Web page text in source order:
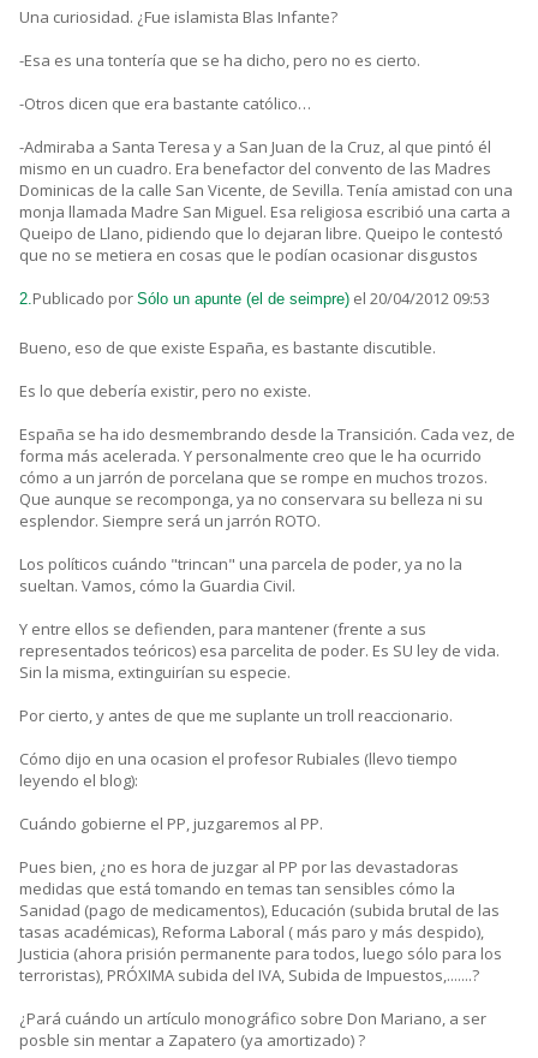
Una curiosidad. ¿Fue islamista Blas Infante?
-Esa es una tontería que se ha dicho, pero no es cierto.
-Otros dicen que era bastante católico…
-Admiraba a Santa Teresa y a San Juan de la Cruz, al que pintó él
mismo en un cuadro. Era benefactor del convento de las Madres
Dominicas de la calle San Vicente, de Sevilla. Tenía amistad con una
monja llamada Madre San Miguel. Esa religiosa escribió una carta a
Queipo de Llano, pidiendo que lo dejaran libre. Queipo le contestó
que no se metiera en cosas que le podían ocasionar disgustos
2.Publicado por Sólo un apunte (el de seimpre) el 20/04/2012 09:53
Bueno, eso de que existe España, es bastante discutible.
Es lo que debería existir, pero no existe.
España se ha ido desmembrando desde la Transición. Cada vez, de
forma más acelerada. Y personalmente creo que le ha ocurrido
cómo a un jarrón de porcelana que se rompe en muchos trozos.
Que aunque se recomponga, ya no conservara su belleza ni su
esplendor. Siempre será un jarrón ROTO.
Los políticos cuándo "trincan" una parcela de poder, ya no la
sueltan. Vamos, cómo la Guardia Civil.
Y entre ellos se defienden, para mantener (frente a sus
representados teóricos) esa parcelita de poder. Es SU ley de vida.
Sin la misma, extinguirían su especie.
Por cierto, y antes de que me suplante un troll reaccionario.
Cómo dijo en una ocasion el profesor Rubiales (llevo tiempo
leyendo el blog):
Cuándo gobierne el PP, juzgaremos al PP.
Pues bien, ¿no es hora de juzgar al PP por las devastadoras
medidas que está tomando en temas tan sensibles cómo la
Sanidad (pago de medicamentos), Educación (subida brutal de las
tasas académicas), Reforma Laboral ( más paro y más despido),
Justicia (ahora prisión permanente para todos, luego sólo para los
terroristas), PRÓXIMA subida del IVA, Subida de Impuestos,.......?
¿Pará cuándo un artículo monográfico sobre Don Mariano, a ser
posble sin mentar a Zapatero (ya amortizado) ?